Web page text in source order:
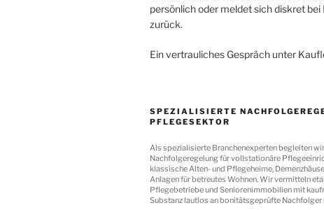
persönlich oder meldet sich diskret bei
zurück.
Ein vertrauliches Gespräch unter
SPEZIALISIERTE
PFLEGESEKTOR
Als spezialisierte Branchenexperten begleiten
Nachfolgeregelung für vollstationäre
klassische Alten- und Pflegeheime,
Anlagen für betreutes Wohnen. Wir vermitteln
Pflegebetriebe und Seniorenimmobilien mit
Substanz lautlos an bonitätsgeprüfte Nachfolger